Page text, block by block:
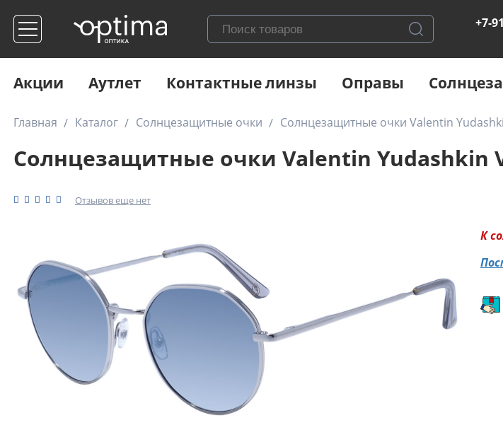
+7-
Акции Аутлет Контактные линзы Оправы
Главная Каталог Солнцезащитные очки Солнцезащитные очки Valentin
Солнцезащитные очки Valentin Yudashkin
Отзывов еще нет
К